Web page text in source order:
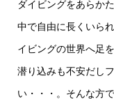
ダイビングをあらか
中で自由に長くいら
イビングの世界へ足
潜り込みも不安だし
い・・・。そんな方